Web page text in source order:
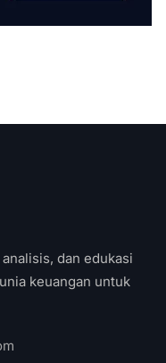
dan edukasi
keuangan untuk